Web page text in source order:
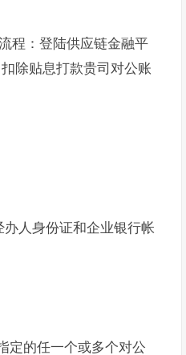
程：登陆供应链金融平
除贴息打款贵司对公账
人身份证和企业银行帐
定的任一个或多个对公